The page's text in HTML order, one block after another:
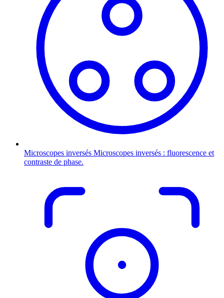
Microscopes inversés Microscopes inversés : fluorescence et
contraste de phase.